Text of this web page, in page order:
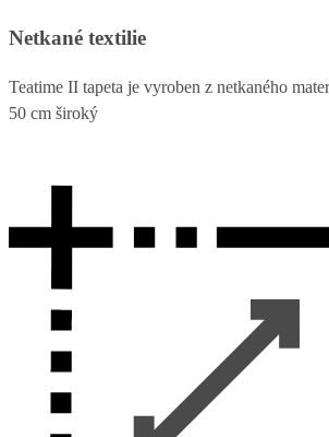
Netkané textilie
Teatime II tapeta je vyroben z netkaného
50 cm široký